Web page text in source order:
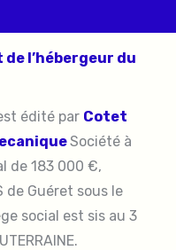
l’hébergeur du
édité par Cotet
Société à
de 183 000 €,
de Guéret sous le
social est sis au 3